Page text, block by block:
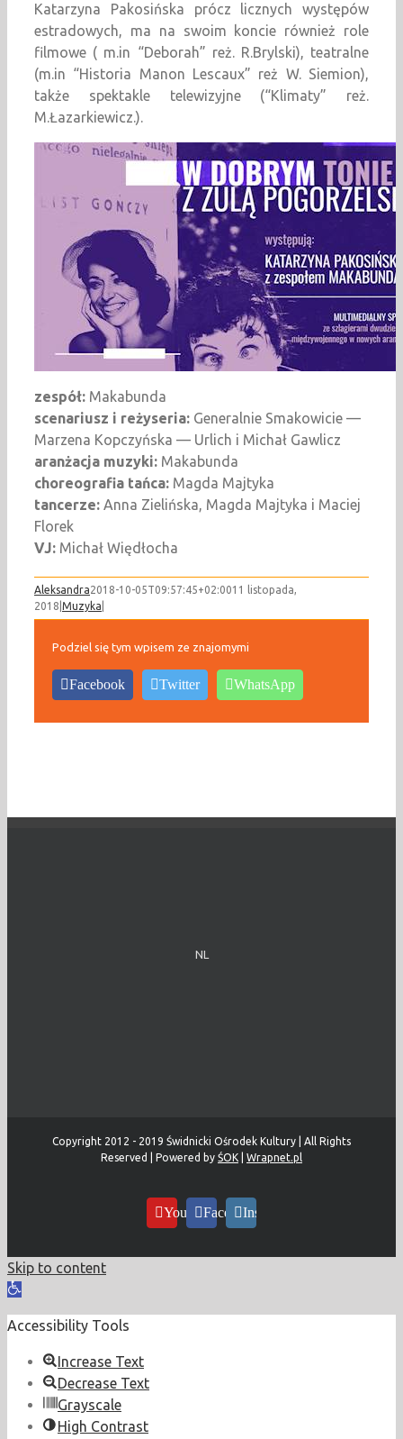
Katarzyna Pakosińska prócz licznych występów
estradowych, ma na swoim koncie również role
filmowe ( m.in “Deborah” reż. R.Brylski), teatralne
(m.in “Historia Manon Lescaux” reż W. Siemion),
także spektakle telewizyjne (“Klimaty” reż.
M.Łazarkiewicz.).
zespół: Makabunda
scenariusz i reżyseria: Generalnie Smakowicie —
Marzena Kopczyńska — Urlich i Michał Gawlicz
aranżacja muzyki: Makabunda
choreografia tańca: Magda Majtyka
tancerze: Anna Zielińska, Magda Majtyka i Maciej
Florek
VJ: Michał Więdłocha
Aleksandra2018-10-05T09:57:45+02:0011 listopada,
2018 Muzyka
Podziel się tym wpisem ze znajomymi
Facebook Twitter WhatsApp
NL
Copyright 2012 - 2019 Świdnicki Ośrodek Kultury | All Rights
Reserved | Powered by ŚOK Wrapnet.pl
YouTubeFacebookInstagram
Skip to content
Open
Accessibility Tools
Increase Text
Decrease Text
Grayscale
High Contrast